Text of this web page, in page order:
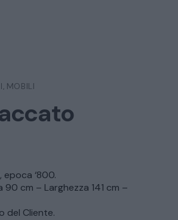
, MOBILI
‘800.
90 cm – Larghezza 141 cm –
del Cliente.